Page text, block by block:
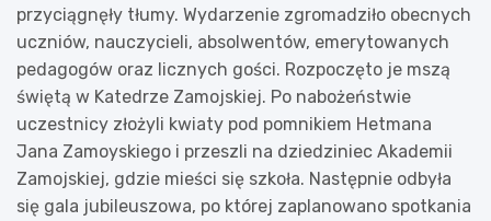
przyciągnęły tłumy. Wydarzenie zgromadziło obecnych
uczniów, nauczycieli, absolwentów, emerytowanych
pedagogów oraz licznych gości. Rozpoczęto je mszą
świętą w Katedrze Zamojskiej. Po nabożeństwie
uczestnicy złożyli kwiaty pod pomnikiem Hetmana
Jana Zamoyskiego i przeszli na dziedziniec Akademii
Zamojskiej, gdzie mieści się szkoła. Następnie odbyła
się gala jubileuszowa, po której zaplanowano spotkania